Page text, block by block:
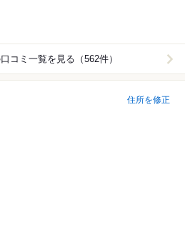
コミ一覧を見る（562件）
住所を修正